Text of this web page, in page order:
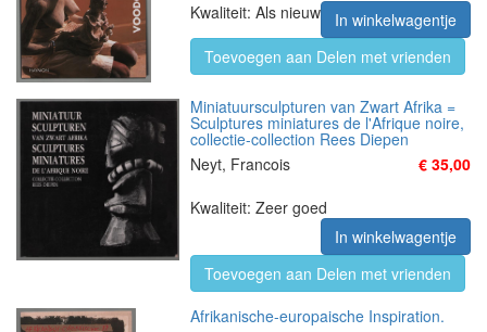
Kwaliteit: Als nieuw
In winkelwagentje
Toevoegen aan Delen met vrienden
Miniatuursculpturen van Zwart Afrika =
Sculptures miniatures de l'Afrique noire,
collectie-collection Rees Diepen
Neyt, Francois
€ 35,00
Kwaliteit: Zeer goed
In winkelwagentje
Toevoegen aan Delen met vrienden
Afrikanische-europaische Inspiration.